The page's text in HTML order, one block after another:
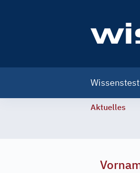
navigation
Wissenstest
Aktuelles